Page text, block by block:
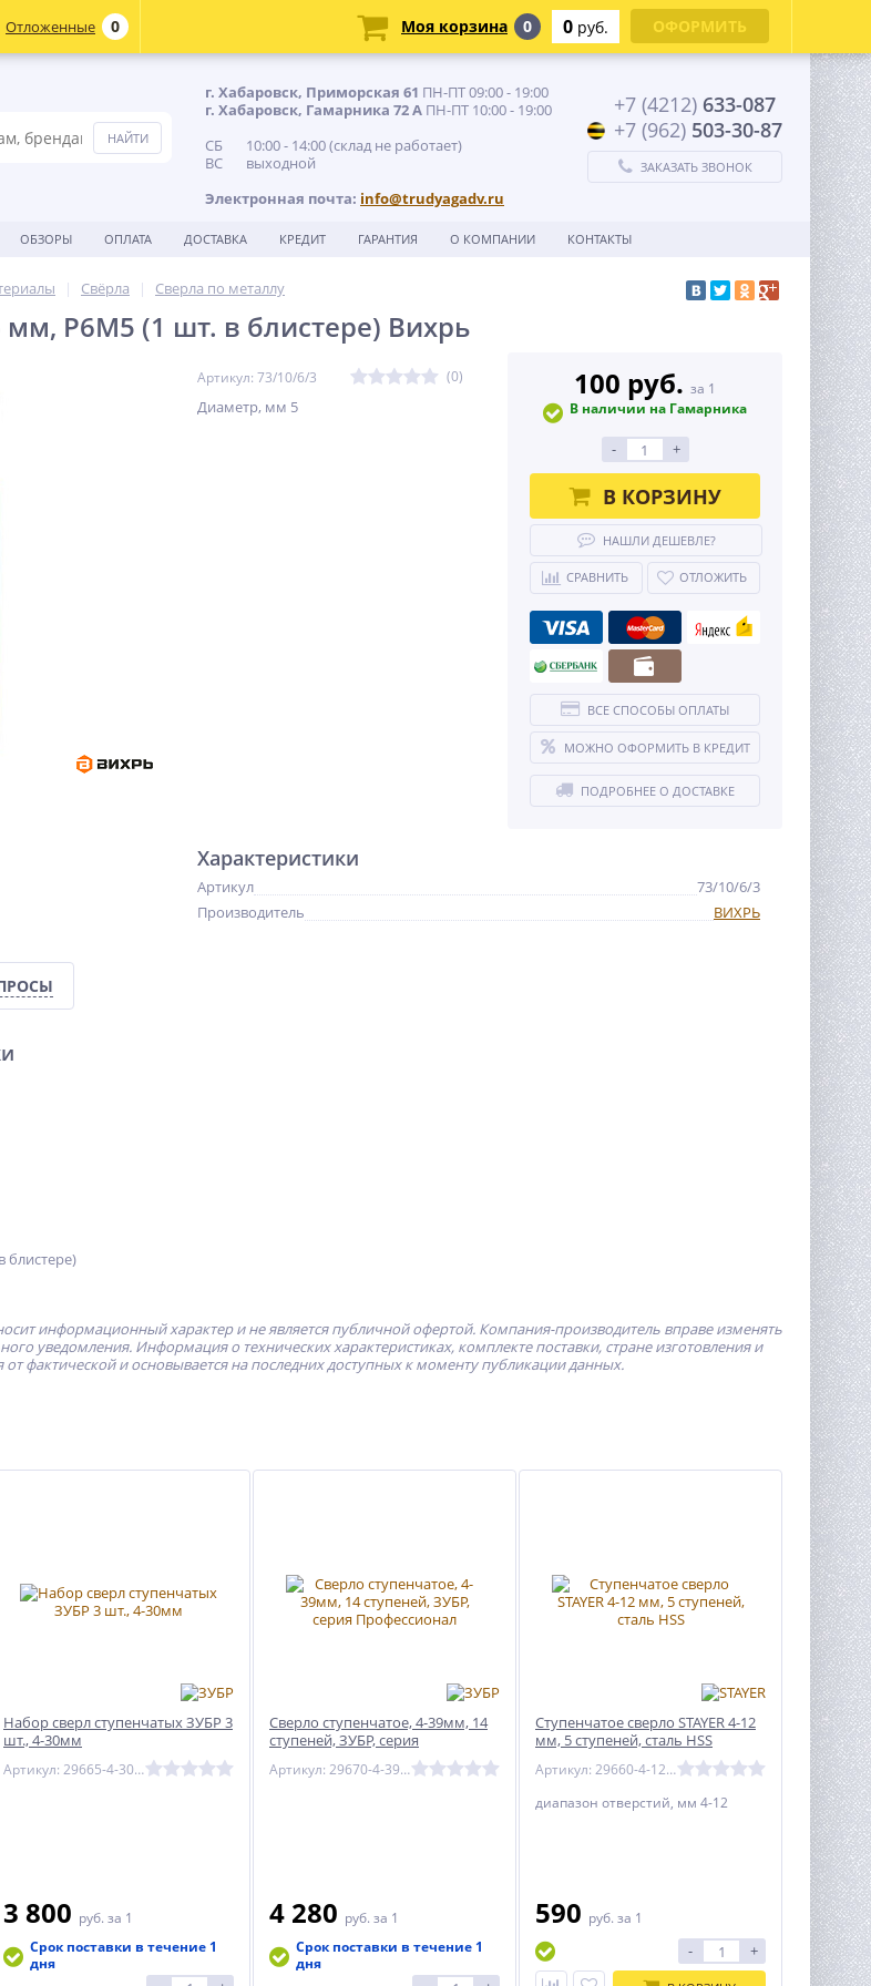
г. Хабаровск, Приморская 61 ПН-ПТ 09:00 - 19:00
г. Хабаровск, Гамарника 72 А ПН-ПТ 10:00 - 19:00
СБ 10:00 - 14:00 (склад не работает)
ВС выходной
Электронная почта: info@trudyagadv.ru
+7 (4212) 633-087
+7 (962) 503-30-87
ЗАКАЗАТЬ ЗВОНОК
ОБЗОРЫ ОПЛАТА ДОСТАВКА КРЕДИТ ГАРАНТИЯ О КОМПАНИИ КОНТАКТЫ
Свёрла Сверла по металлу
P6M5 (1 шт. в блистере) Вихрь
Артикул: 73/10/6/3 (0)
Диаметр, мм 5
100 руб. за 1
В наличии на Гамарника
- +
В КОРЗИНУ
НАШЛИ ДЕШЕВЛЕ?
СРАВНИТЬ ОТЛОЖИТЬ
ВСЕ СПОСОБЫ ОПЛАТЫ
МОЖНО ОФОРМИТЬ В КРЕДИТ
ПОДРОБНЕЕ О ДОСТАВКЕ
Характеристики
Артикул
73/10/6/3
Производитель
ВИХРЬ
блистере)
информационный характер и не является публичной офертой. Компания-производитель вправе изменять
уведомления. Информация о технических характеристиках, комплекте поставки, стране изготовления и
фактической и основывается на последних доступных к моменту публикации данных.
Набор сверл ступенчатых ЗУБР 3
шт., 4-30мм
Артикул: 29665-4-30-H3_z01
3 800 руб. за 1
Срок поставки в течение 1
дня
Сверло ступенчатое, 4-39мм, 14
ступеней, ЗУБР, серия
Артикул: 29670-4-39-14_z01
4 280 руб. за 1
Срок поставки в течение 1
дня
Ступенчатое сверло STAYER 4-12
мм, 5 ступеней, сталь HSS
Артикул: 29660-4-12-5
диапазон отверстий, мм 4-12
590 руб. за 1
- +
Отложенные 0 Моя корзина 0 0 руб. ОФОРМИТЬ